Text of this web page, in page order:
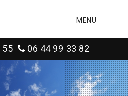
MENU
55 06 44 99 33 82